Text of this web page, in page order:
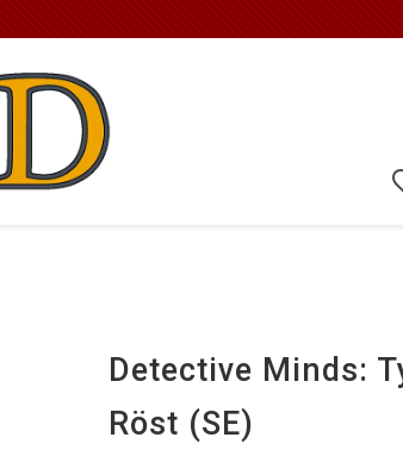
Detective Minds:
Röst (SE)